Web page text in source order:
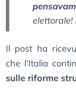
elettorale!
Il post ha
che l’Italia
sulle riforme